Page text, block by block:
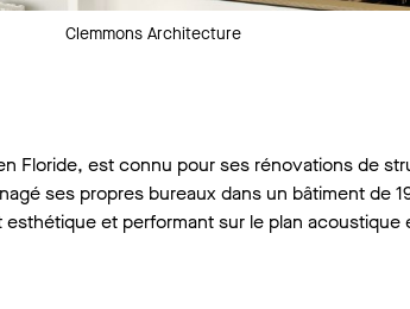
Clemmons Architecture
Floride, est connu pour ses rénovations de
ses propres bureaux dans un bâtiment de
et performant sur le plan acoustique